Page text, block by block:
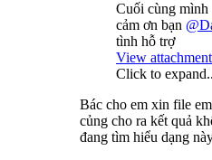
Cuối cùng mình
cảm ơn bạn
tình hỗ trợ
View
Click to
Bác cho em xin file
củng cho ra kết quả
đang tìm hiểu dạng